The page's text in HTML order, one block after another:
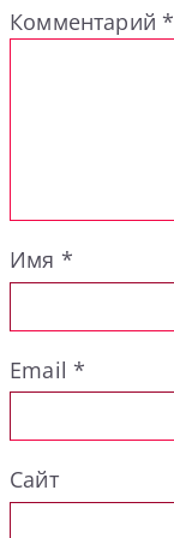
Комментарий*
Имя *
Email*
Сайт